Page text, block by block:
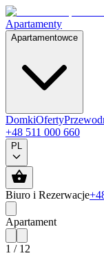
Apartamenty
Apartamentowce
DomkiOferty
+48 511 000 660
PL
Biuro i Rezerwacje
Apartament
1 / 12